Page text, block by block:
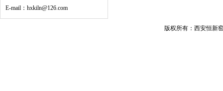
E-mail：hxkiln@126.com
版权所有：西安恒新